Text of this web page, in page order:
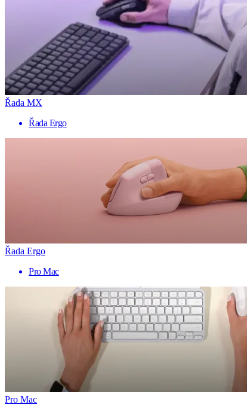
Řada MX
Řada Ergo
Řada Ergo
Pro Mac
Pro Mac